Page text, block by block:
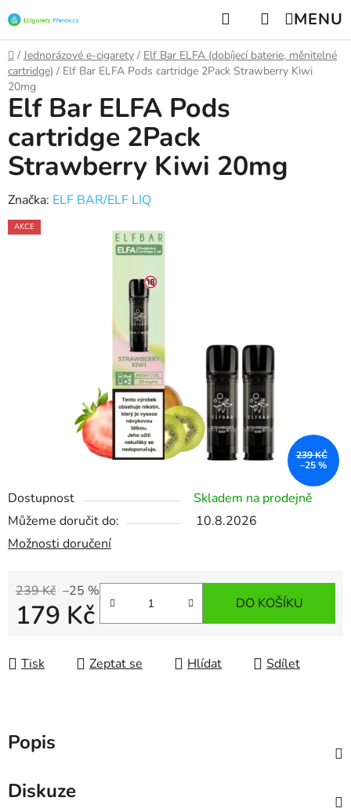
na
obsah
Hledat NÁKUPNÍ
KOŠÍK
Domů
/ Jednorázové e-cigarety / Elf Bar ELFA (dobíjecí baterie, měnitelné
cartridge) / Elf Bar ELFA Pods cartridge 2Pack Strawberry Kiwi
20mg
Dostupnost
Skladem na prodejně
Můžeme doručit do:
10.8.2026
Možnosti doručení
239 Kč –25 %
179 Kč DO KOŠÍKU
Tisk Zeptat se Hlídat Sdílet
Elf Bar ELFA Pods
cartridge 2Pack
Strawberry Kiwi 20mg
Značka: ELF BAR/ELF LIQ
AKCE
239 KČ
–25 %
Popis
Diskuze